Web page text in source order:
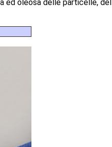
ed oleosa delle particelle, del